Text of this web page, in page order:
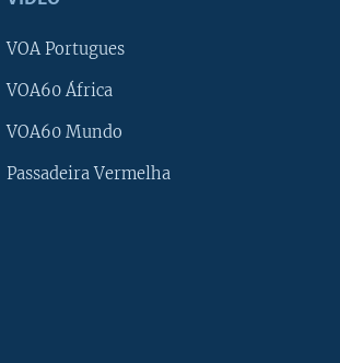
VOA Portugues
VOA60 África
VOA60 Mundo
Passadeira Vermelha